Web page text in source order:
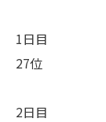
1日目
27位
2日目